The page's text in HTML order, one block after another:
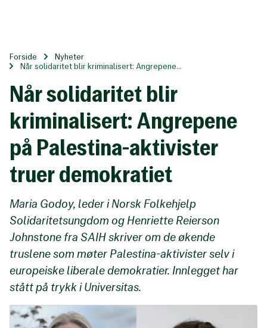
Forside
Nyheter
Når solidaritet blir kriminalisert: Angrepene...
Når solidaritet blir
kriminalisert: Angrepene
på Palestina-aktivister
truer demokratiet
Maria Godoy, leder i Norsk Folkehjelp
Solidaritetsungdom og Henriette Reierson
Johnstone fra SAIH skriver om de økende
truslene som møter Palestina-aktivister selv i
europeiske liberale demokratier. Innlegget har
stått på trykk i Universitas.